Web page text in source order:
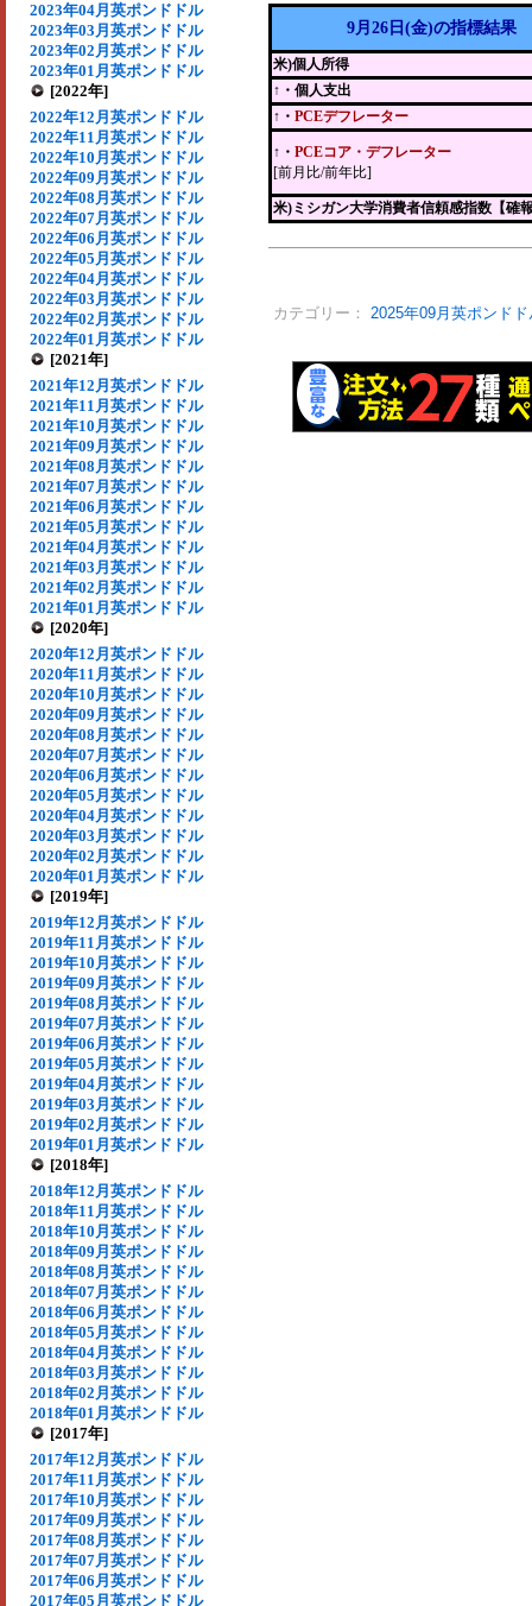
2023年04月英ポンドドル
2023年03月英ポンドドル
2023年02月英ポンドドル
2023年01月英ポンドドル
[2022年]
2022年12月英ポンドドル
2022年11月英ポンドドル
2022年10月英ポンドドル
2022年09月英ポンドドル
2022年08月英ポンドドル
2022年07月英ポンドドル
2022年06月英ポンドドル
2022年05月英ポンドドル
2022年04月英ポンドドル
2022年03月英ポンドドル
2022年02月英ポンドドル
2022年01月英ポンドドル
[2021年]
2021年12月英ポンドドル
2021年11月英ポンドドル
2021年10月英ポンドドル
2021年09月英ポンドドル
2021年08月英ポンドドル
2021年07月英ポンドドル
2021年06月英ポンドドル
2021年05月英ポンドドル
2021年04月英ポンドドル
2021年03月英ポンドドル
2021年02月英ポンドドル
2021年01月英ポンドドル
[2020年]
2020年12月英ポンドドル
2020年11月英ポンドドル
2020年10月英ポンドドル
2020年09月英ポンドドル
2020年08月英ポンドドル
2020年07月英ポンドドル
2020年06月英ポンドドル
2020年05月英ポンドドル
2020年04月英ポンドドル
2020年03月英ポンドドル
2020年02月英ポンドドル
2020年01月英ポンドドル
[2019年]
2019年12月英ポンドドル
2019年11月英ポンドドル
2019年10月英ポンドドル
2019年09月英ポンドドル
2019年08月英ポンドドル
2019年07月英ポンドドル
2019年06月英ポンドドル
2019年05月英ポンドドル
2019年04月英ポンドドル
2019年03月英ポンドドル
2019年02月英ポンドドル
2019年01月英ポンドドル
[2018年]
2018年12月英ポンドドル
2018年11月英ポンドドル
2018年10月英ポンドドル
2018年09月英ポンドドル
2018年08月英ポンドドル
2018年07月英ポンドドル
2018年06月英ポンドドル
2018年05月英ポンドドル
2018年04月英ポンドドル
2018年03月英ポンドドル
2018年02月英ポンドドル
2018年01月英ポンドドル
[2017年]
2017年12月英ポンドドル
2017年11月英ポンドドル
2017年10月英ポンドドル
2017年09月英ポンドドル
2017年08月英ポンドドル
2017年07月英ポンドドル
2017年06月英ポンドドル
2017年05月英ポンドドル
9月26日(金)の指標結果
米)個人所得
↑・個人支出
↑・ PCEデフレーター
↑・ PCEコア・デフレーター
[前月比/前年比]
米)ミシガン大学消費者信頼感指数【確
カテゴリー： 2025年09月英ポンドド